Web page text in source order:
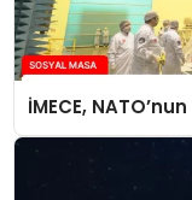
İMECE,